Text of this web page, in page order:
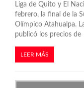
a
s
Liga de Quito y El
febrero, la final de la
Olímpico Atahualpa.
publicó los precios de
LEER MÁS